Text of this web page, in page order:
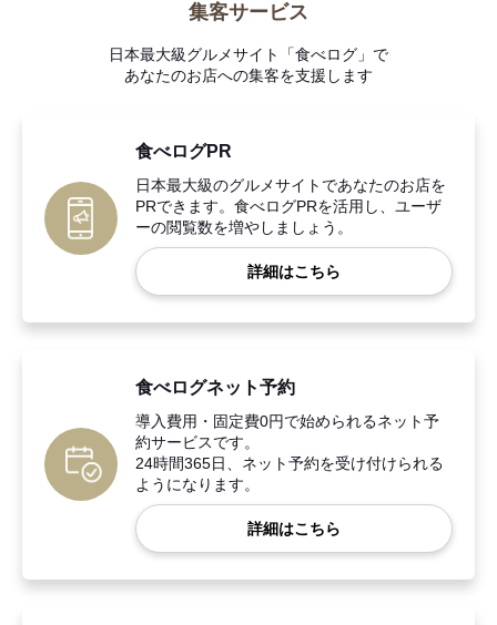
集客サービス
日本最大級グルメサイト「食べログ」で
あなたのお店への集客を支援します
食べログPR
日本最大級のグルメサイトであなたのお店を
PRできます。食べログPRを活用し、ユーザ
ーの閲覧数を増やしましょう。
詳細はこちら
食べログネット予約
導入費用・固定費0円で始められるネット予
約サービスです。
24時間365日、ネット予約を受け付けられる
ようになります。
詳細はこちら